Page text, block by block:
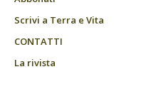
Scrivi a Terra e Vita
CONTATTI
La rivista